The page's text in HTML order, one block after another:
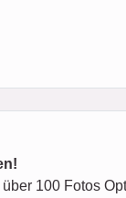
über 100 Fotos